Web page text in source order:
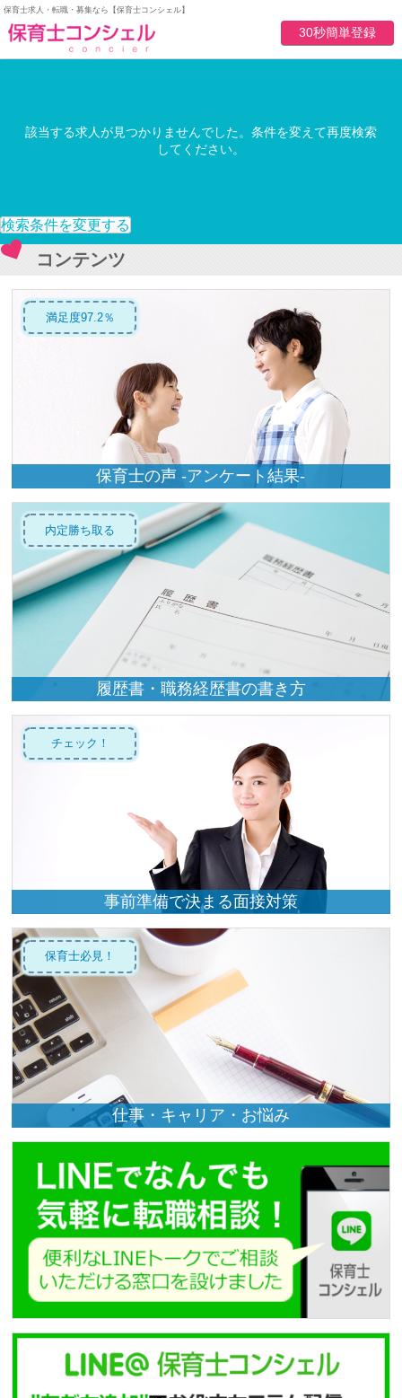
保育士求人・転職・募集なら【保育士コンシェル】
30秒簡単登録
該当する求人が見つかりませんでした。条件を変えて再度検索
してください。
検索条件を変更する
コンテンツ
満足度97.2％
保育士の声 -アンケート結果-
内定勝ち取る
履歴書・職務経歴書の書き方
チェック！
事前準備で決まる面接対策
保育士必見！
仕事・キャリア・お悩み